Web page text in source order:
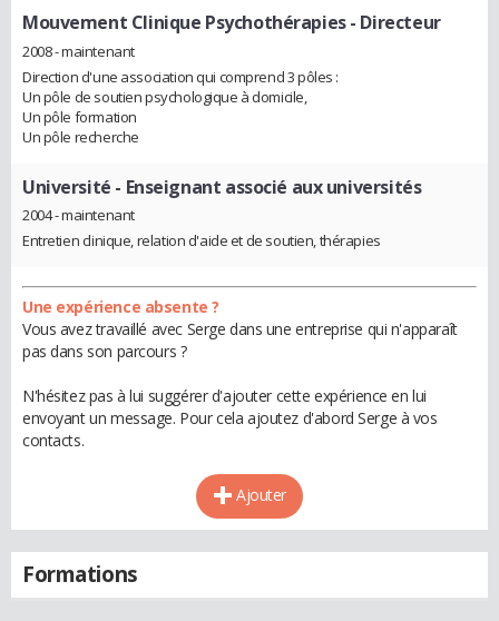
Mouvement Clinique Psychothérapies- Directeur
2008 - maintenant
Direction d'une association qui comprend 3 pôles :
Un pôle de soutien psychologique à domicile,
Un pôle formation
Un pôle recherche
Université - Enseignant associé aux universités
2004 - maintenant
Entretien clinique, relation d'aide et de soutien, thérapies
Une expérience absente ?
Vous avez travaillé avec Serge dans une entreprise qui n'apparaît
pas dans son parcours ?
N'hésitez pas à lui suggérer d'ajouter cette expérience en lui
envoyant un message. Pour cela ajoutez d'abord Serge à vos
contacts.
Ajouter
Formations